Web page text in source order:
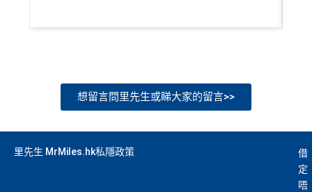
想留言問里先生或睇大家的留言>>
里先生 MrMiles.hk私隱政策
借
定
唔